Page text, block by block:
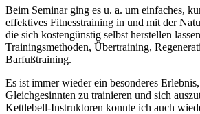
Beim Seminar ging es u. a. um einfaches,
effektives Fitnesstraining in und mit der
die sich kostengünstig selbst herstellen
Trainingsmethoden, Übertraining,
Barfußtraining.
Es ist immer wieder ein besonderes
Gleichgesinnten zu trainieren und sich
Kettlebell-Instruktoren konnte ich auch